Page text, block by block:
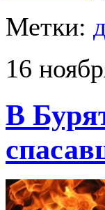
Метки:
16
В